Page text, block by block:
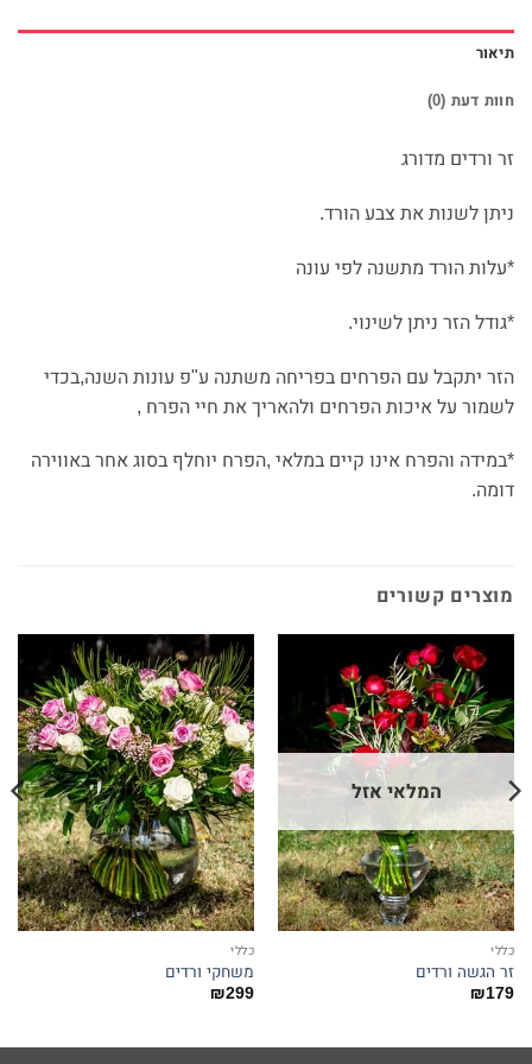
תיאור
חוות דעת (0)
זר ורדים מדורג
ניתן לשנות את צבע הורד.
*עלות הורד מתשנה לפי עונה
*גודל הזר ניתן לשינוי.
הזר יתקבל עם הפרחים בפריחה משתנה ע"פ עונות השנה,בכדי
לשמור על איכות הפרחים ולהאריך את חיי הפרח ,
*במידה והפרח אינו קיים במלאי ,הפרח יוחלף בסוג אחר באווירה
דומה.
מוצרים קשורים
המלאי אזל
כללי
זר הגשה ורדים
₪179
כללי
משחקי ורדים
₪299